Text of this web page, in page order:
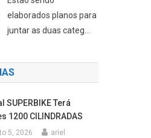
elaborados planos para
juntar as duas categ...
SUPERBIKE Terá
1200 CILINDRADAS
5, 2026 ariel